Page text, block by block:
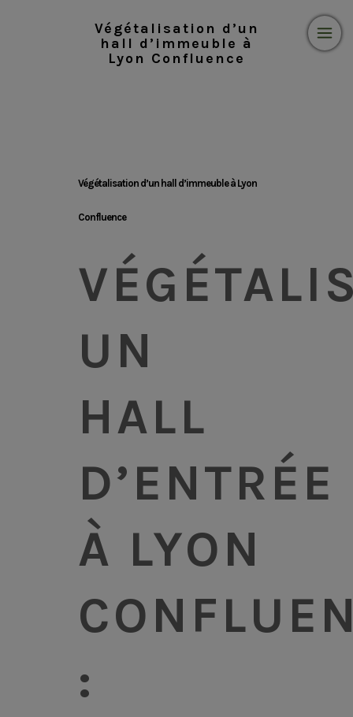
Végétalisation d’un
hall d’immeuble à
Lyon Confluence
Végétalisation d’un hall d’immeuble à Lyon
Confluence
UN
HALL
D’ENTRÉE
À LYON
: